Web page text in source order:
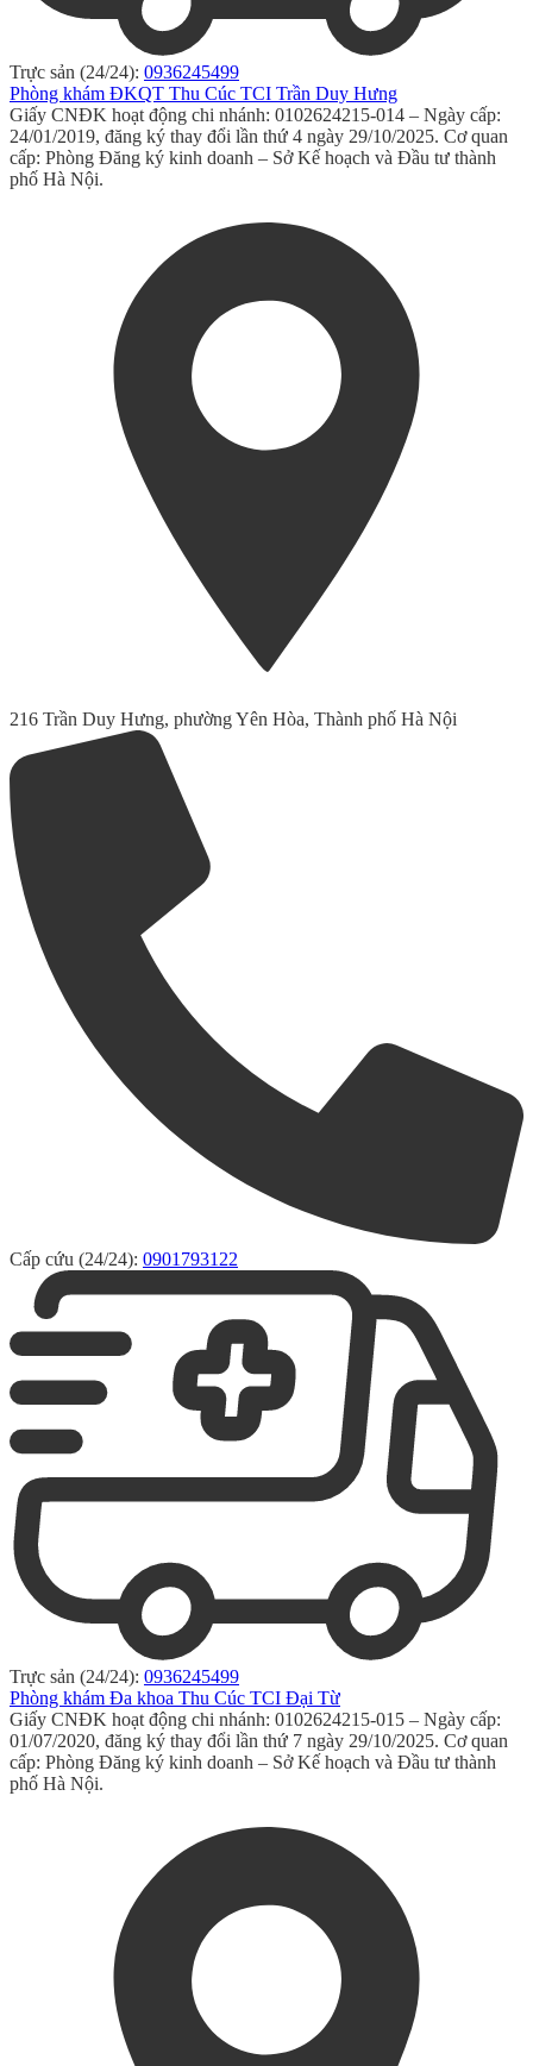
Trực sản (24/24): 0936245499
Phòng khám ĐKQT Thu Cúc TCI Trần Duy Hưng
Giấy CNĐK hoạt động chi nhánh: 0102624215-014 – Ngày cấp:
24/01/2019, đăng ký thay đổi lần thứ 4 ngày 29/10/2025. Cơ quan
cấp: Phòng Đăng ký kinh doanh – Sở Kế hoạch và Đầu tư thành
phố Hà Nội.
216 Trần Duy Hưng, phường Yên Hòa, Thành phố Hà Nội
Cấp cứu (24/24): 0901793122
Trực sản (24/24): 0936245499
Phòng khám Đa khoa Thu Cúc TCI Đại Từ
Giấy CNĐK hoạt động chi nhánh: 0102624215-015 – Ngày cấp:
01/07/2020, đăng ký thay đổi lần thứ 7 ngày 29/10/2025. Cơ quan
cấp: Phòng Đăng ký kinh doanh – Sở Kế hoạch và Đầu tư thành
phố Hà Nội.